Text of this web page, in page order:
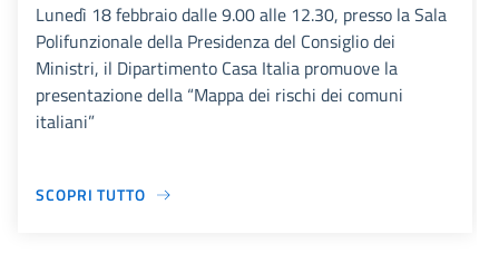
Lunedì 18 febbraio dalle 9.00 alle 12.30, presso la Sala
Polifunzionale della Presidenza del Consiglio dei
Ministri, il Dipartimento Casa Italia promuove la
presentazione della “Mappa dei rischi dei comuni
italiani”
SCOPRI TUTTO